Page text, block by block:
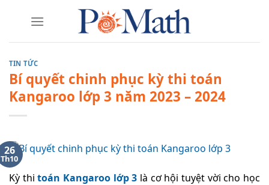
TIN TỨC
Bí quyết chinh phục kỳ thi toán
Kangaroo lớp 3 năm 2023 – 2024
26
Th10
Kỳ thitoán Kangaroo lớp 3 là cơ hội tuyệt vời cho học